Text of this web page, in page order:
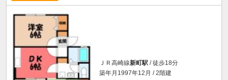
ＪＲ高崎線新町駅 / 徒歩18分
築年月1997年12月 / 2階建